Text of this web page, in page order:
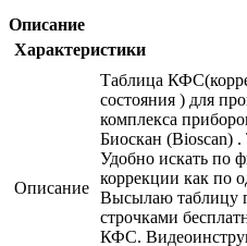
Описание
Характеристики
Описание
Таблица
состояния ) для
комплекса
Биоскан (Bioscan) .
Удобно искать по
коррекции как по
Высылаю таблицу
строчками
КФС.